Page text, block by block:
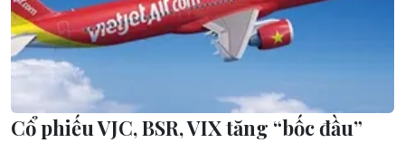
Cổ phiếu VJC, BSR, VIX tăng “bốc đầu”